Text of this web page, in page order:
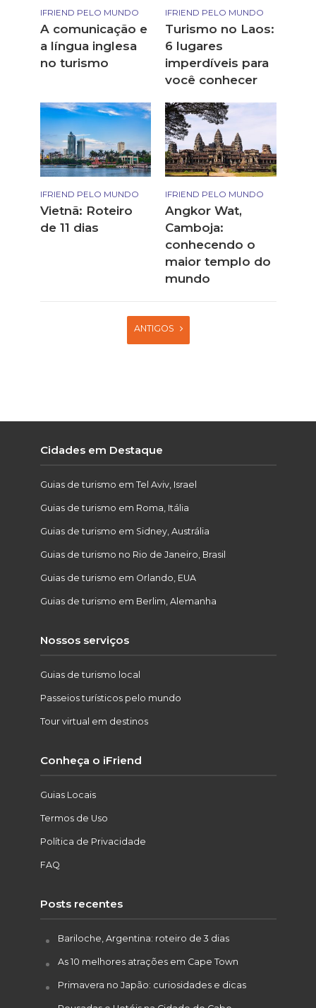
IFRIEND PELO MUNDO
A comunicação e
a língua inglesa
no turismo
IFRIEND PELO MUNDO
Turismo no Laos:
6 lugares
imperdíveis para
você conhecer
IFRIEND PELO MUNDO
Vietnã: Roteiro
de 11 dias
IFRIEND PELO MUNDO
Angkor Wat,
Camboja:
conhecendo o
maior templo do
mundo
ANTIGOS
Cidades em Destaque
Guias de turismo em Tel Aviv, Israel
Guias de turismo em Roma, Itália
Guias de turismo em Sidney, Austrália
Guias de turismo no Rio de Janeiro, Brasil
Guias de turismo em Orlando, EUA
Guias de turismo em Berlim, Alemanha
Nossos serviços
Guias de turismo local
Passeios turísticos pelo mundo
Tour virtual em destinos
Conheça o iFriend
Guias Locais
Termos de Uso
Política de Privacidade
FAQ
Posts recentes
Bariloche, Argentina: roteiro de 3 dias
As 10 melhores atrações em Cape Town
Primavera no Japão: curiosidades e dicas